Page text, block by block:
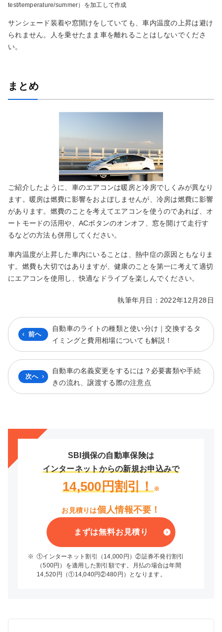
test/temperature/summer）を加工して作成
サンシェード装着や窓開けをしていても、車内温度の上昇は避け
られません。人を乗せたまま車を離れることはしないでくださ
い。
まとめ
ご紹介したように、車のエアコンは暖房と冷房でしくみが異なり
ます。暖房は燃費に影響をおよぼしませんが、冷房は燃費に影響
があります。燃費のことを考えてエアコンを使うのであれば、オ
ートモードの活用や、ACボタンのオンオフ、窓を開けて走行す
るなどの方法も併用してください。
車内温度が上昇した車内にいることは、熱中症の原因ともなりま
す。燃費も大切ではありますが、健康のことを第一に考えて適切
にエアコンを使用し、快適なドライブを楽しんでください。
執筆年月日：2022年12月28日
前へ
自動車のライトの種類と使い分け｜交換するタ
イミングと費用相場についても解説！
次へ
自動車の名義変更をするには？必要書類や手続
きの流れ、譲渡する際の注意点
SBI損保の自動車保険は
インターネットからの新規お申込みで
14,500円割引！ ※
お見積りは個人情報不要！
まずは無料お見積り
※ ①インターネット割引（14,000円）②証券不発行割引
（500円）を適用した割引額です。月払の場合は年間
14,520円（①14,040円②480円）となります。